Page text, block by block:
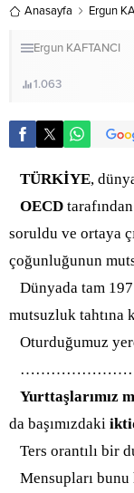
Anasayfa Ergun
Ergun KAFTANCI
1.063
TÜRKİYE,
OECD
soruldu ve ortaya
çoğunluğunun
Dünyada tam
mutsuzluk tahtına
Oturduğumuz
Yurttaşlarımız
da başımızdaki
Ters orantılı bir
Mensupları